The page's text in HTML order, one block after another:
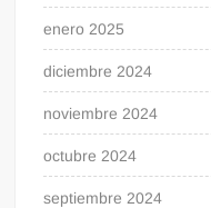
enero 2025
diciembre 2024
noviembre 2024
octubre 2024
septiembre 2024